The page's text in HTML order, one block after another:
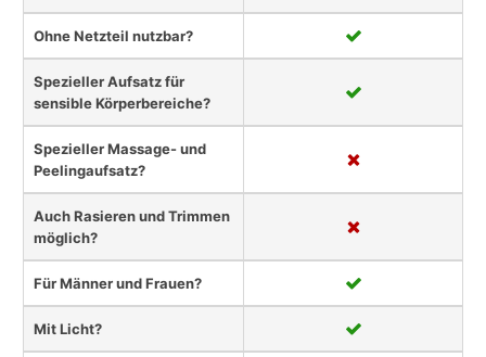
Ohne Netzteil nutzbar?
Spezieller Aufsatz für
sensible Körperbereiche?
Spezieller Massage- und
Peelingaufsatz?
Auch Rasieren und Trimmen
möglich?
Für Männer und Frauen?
Mit Licht?